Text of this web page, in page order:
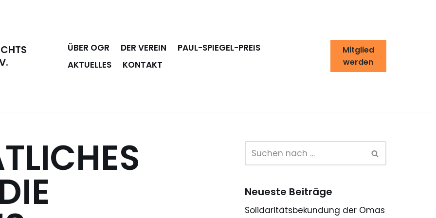
ÜBER OGR DER VEREIN
PAUL-SPIEGEL-PREIS
AKTUELLES
KONTAKT
Mitglied
werden
Neueste Beiträge
Solidaritätsbekundung der Omas